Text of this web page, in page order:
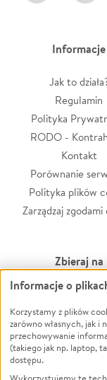
Informacje
Jak to
Regulamin
Polityka
RODO -
Kontakt
Porównanie
Polityka plików
Zarządzaj
Zbieraj na
Leczenie
Zwierzęta
Pożar
Ukraina
Informacje o
Korzystamy z plików
zarówno własnych, jak i
przechowywanie
(takiego jak np. laptop,
dostępu.